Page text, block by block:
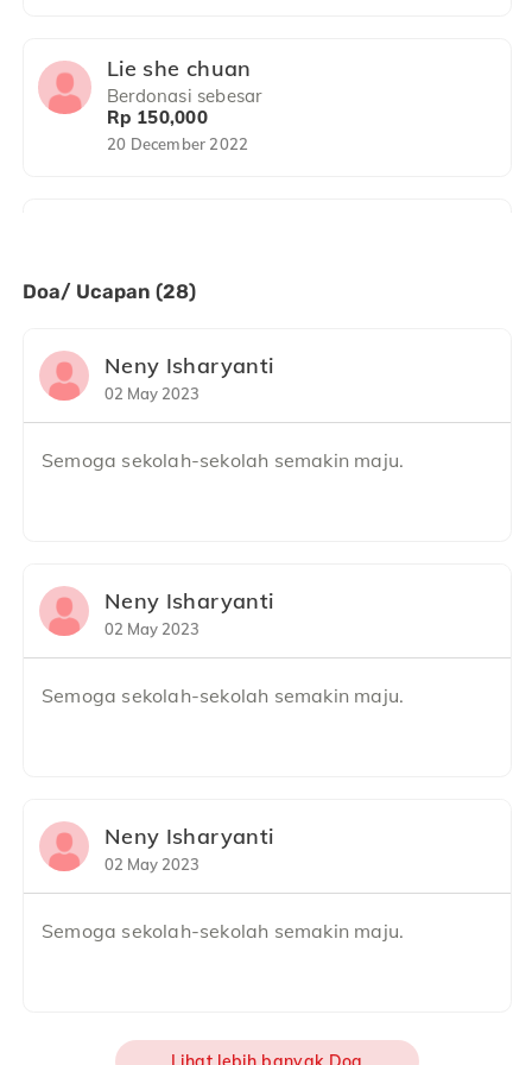
Lie she chuan
Berdonasi sebesar
Rp 150,000
20 December 2022
Rp 10,000
18 October 2022
yoirTEST
Berdonasi sebesar
17 October 2022
Rp 200,000
02 May 2023
Lie she chuan
Lihat lebih banyak Donatur
Doa/ Ucapan (28)
Neny Isharyanti
02 May 2023
Semoga sekolah-sekolah semakin maju.
Neny Isharyanti
02 May 2023
Semoga sekolah-sekolah semakin maju.
Neny Isharyanti
02 May 2023
Semoga sekolah-sekolah semakin maju.